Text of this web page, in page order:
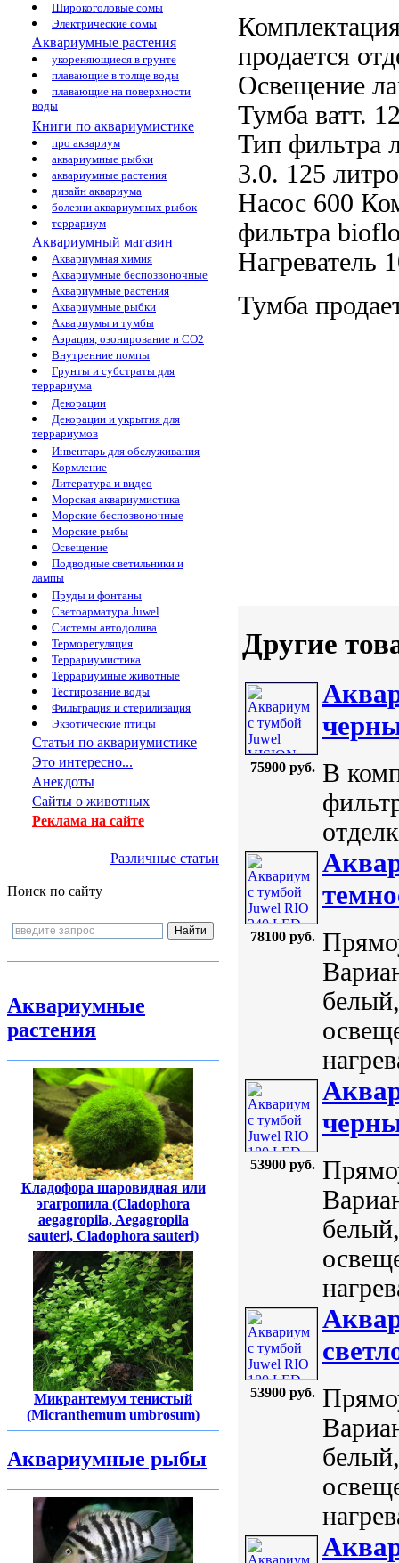
Широкоголовые сомы
Электрические сомы
Аквариумные растения
укореняющиеся в грунте
плавающие в толще воды
плавающие на поверхности
воды
Книги по аквариумистике
про аквариум
аквариумные рыбки
аквариумные растения
дизайн аквариума
болезни аквариумных рыбок
террариум
Аквариумный магазин
Аквариумная химия
Аквариумные беспозвоночные
Аквариумные растения
Аквариумные рыбки
Аквариумы и тумбы
Аэрация, озонирование и CO2
Внутренние помпы
Грунты и субстраты для
террариума
Декорации
Декорации и укрытия для
террариумов
Инвентарь для обслуживания
Кормление
Литература и видео
Морская аквариумистика
Морские беспозвоночные
Морские рыбы
Освещение
Подводные светильники и
лампы
Пруды и фонтаны
Светоарматура Juwel
Системы автодолива
Терморегуляция
Террариумистика
Террариумные животные
Тестирование воды
Фильтрация и стерилизация
Экзотические птицы
Статьи по аквариумистике
Это интересно...
Анекдоты
Сайты о животных
Реклама на сайте
Различные статьи
Поиск по сайту
Аквариумные
растения
Кладофора шаровидная или
эгагропила (Cladophora
aegagropila, Aegagropila
sauteri, Cladophora sauteri)
Микрантемум тенистый
(Micranthemum umbrosum)
Аквариумные рыбы
продается
Освещение
Тумба ватт.
Тип фильтра
3.0. 125
Насос 600
фильтра
Нагреватель
Тумба
Другие
75900 руб. В
78100 руб.
53900 руб.
53900 руб.